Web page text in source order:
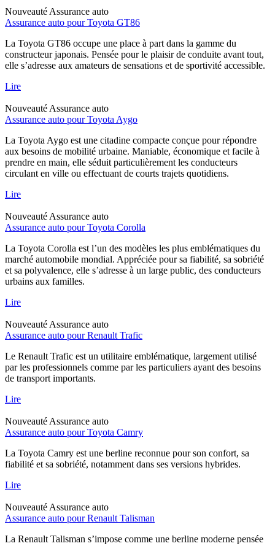
Nouveauté Assurance auto
Assurance auto pour Toyota GT86
La Toyota GT86 occupe une place à part dans la gamme du
constructeur japonais. Pensée pour le plaisir de conduite avant tout,
elle s’adresse aux amateurs de sensations et de sportivité accessible.
Lire
Nouveauté Assurance auto
Assurance auto pour Toyota Aygo
La Toyota Aygo est une citadine compacte conçue pour répondre
aux besoins de mobilité urbaine. Maniable, économique et facile à
prendre en main, elle séduit particulièrement les conducteurs
circulant en ville ou effectuant de courts trajets quotidiens.
Lire
Nouveauté Assurance auto
Assurance auto pour Toyota Corolla
La Toyota Corolla est l’un des modèles les plus emblématiques du
marché automobile mondial. Appréciée pour sa fiabilité, sa sobriété
et sa polyvalence, elle s’adresse à un large public, des conducteurs
urbains aux familles.
Lire
Nouveauté Assurance auto
Assurance auto pour Renault Trafic
Le Renault Trafic est un utilitaire emblématique, largement utilisé
par les professionnels comme par les particuliers ayant des besoins
de transport importants.
Lire
Nouveauté Assurance auto
Assurance auto pour Toyota Camry
La Toyota Camry est une berline reconnue pour son confort, sa
fiabilité et sa sobriété, notamment dans ses versions hybrides.
Lire
Nouveauté Assurance auto
Assurance auto pour Renault Talisman
La Renault Talisman s’impose comme une berline moderne pensée